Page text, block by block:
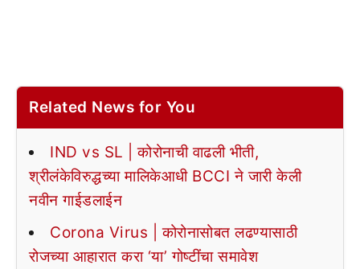
Related News for You
IND vs SL | कोरोनाची वाढली भीती,
श्रीलंकेविरुद्धच्या मालिकेआधी BCCI ने जारी केली
नवीन गाईडलाईन
Corona Virus | कोरोनासोबत लढण्यासाठी
रोजच्या आहारात करा ‘या’ गोष्टींचा समावेश